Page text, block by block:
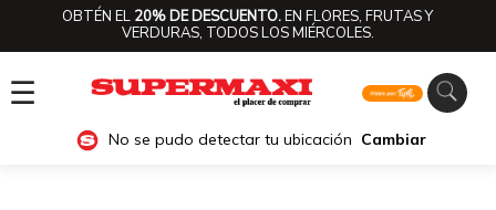
OBTÉN EL 20% DE DESCUENTO.EN FLORES, FRUTAS Y
VERDURAS, TODOS LOS MIÉRCOLES.
☰
No se pudo detectar tu ubicación Cambiar